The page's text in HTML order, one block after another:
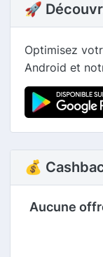
🚀
Optimisez
Android et
💰
Aucune